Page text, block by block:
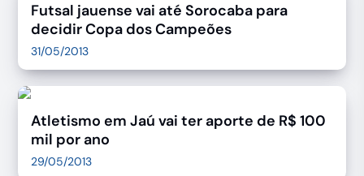
Futsal jauense vai até Sorocaba para
decidir Copa dos Campeões
31/05/2013
Atletismo em Jaú vai ter aporte de R$ 100
mil por ano
29/05/2013